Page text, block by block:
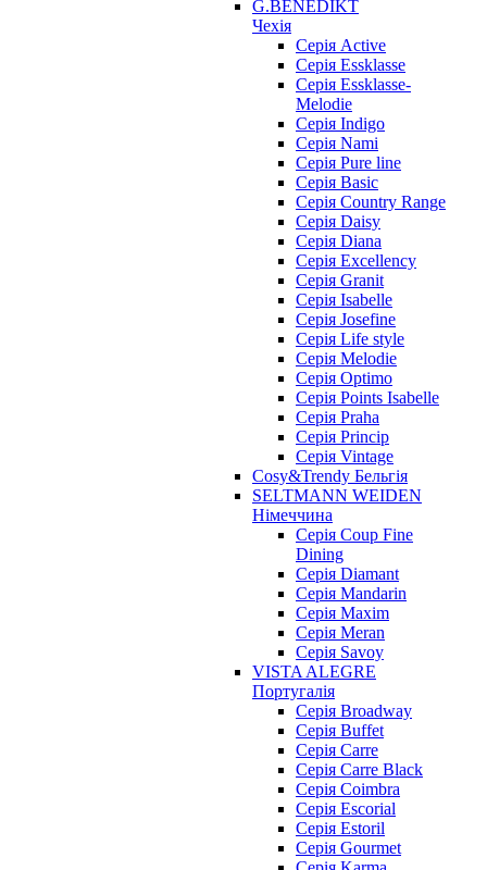
G.BENEDIKT
Чехія
Cерія Active
Cерія Essklasse
Cерія Essklasse-
Melodie
Cерія Indigo
Cерія Nami
Cерія Pure line
Серія Basic
Серія Country Range
Серія Daisy
Серія Diana
Серія Excellency
Серія Granit
Серія Isabelle
Серія Josefine
Серія Life style
Серія Melodie
Серія Optimo
Серія Points Isabelle
Серія Praha
Серія Princip
Серія Vintage
Cosy&Trendy Бельгія
SELTMANN WEIDEN
Німеччина
Cерія Coup Fine
Dining
Cерія Diamant
Cерія Mandarin
Cерія Maxim
Серія Meran
Серія Savoy
VISTA ALEGRE
Португалія
Серія Broadway
Серія Buffet
Серія Carre
Серія Carre Black
Серія Coimbra
Серія Escorial
Серія Estoril
Серія Gourmet